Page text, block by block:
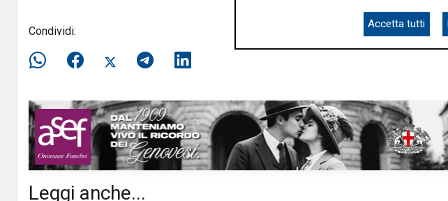
Condividi:
Leggi anche...
Accetta tutti